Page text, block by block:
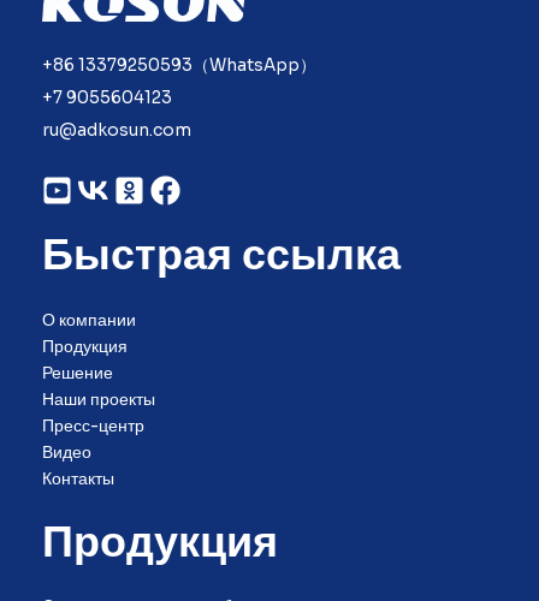
+86 13379250593（WhatsApp）
+7 9055604123
ru@adkosun.com
Быстрая ссылка
О компании
Продукция
Решение
Наши проекты
Пресс-центр
Видео
Контакты
Продукция